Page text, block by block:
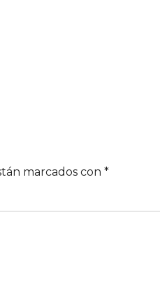
marcados con *